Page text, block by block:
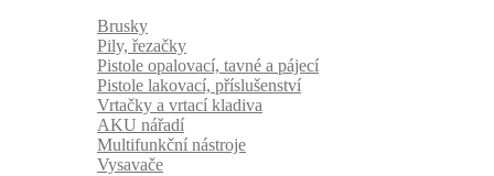
Brusky
Pily, řezačky
Pistole opalovací, tavné a pájecí
Pistole lakovací, příslušenství
Vrtačky a vrtací kladiva
AKU nářadí
Multifunkční nástroje
Vysavače